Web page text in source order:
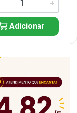
Adicionar